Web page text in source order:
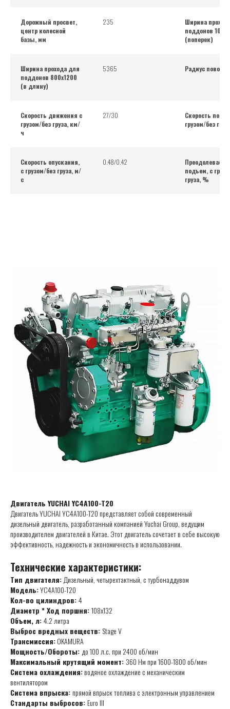
Дорожный просвет,
центр колесной
базы, мм
235
Ширина
поддонов
(поперек)
Ширина прохода для
поддонов 800х1200
(в длину)
5365 Радиус
Скорость движения с
грузом/без груза, км/
ч
27/30
Скорость
грузом/без
Скорость опускания,
с грузом/без груза, м/
с
0.48/0.42
подъем, с
груза, %
Двигатель YUCHAI YC4A100-T20
Двигатель YUCHAI YC4A100-T20 представляет собой современный
дизельный двигатель, разработанный компанией Yuchai Group, ведущим
производителем двигателей в Китае. Этот двигатель сочетает в себе высокую
эффективность, надежность и экономичность в использовании.
Технические характеристики:
Тип двигателя:Дизельный, четырехтактный, с турбонаддувом
Модель:YC4A100-T20
Кол-во цилиндров:4
Диаметр * Ход поршня:108x132
Объем, л:4.2 литра
Выброс вредных веществ: Stage V
Трансмиссия:OKAMURA
Мощность/Обороты: до 100 л.с. при 2400 об/мин
Максимальный крутящий момент: 360 Нм при 1600-1800 об/мин
Система охлаждения:водяное охлаждение с механическим
вентилятором
Система впрыска:прямой впрыск топлива с электронным управлением
Стандарты выбросов:Euro III